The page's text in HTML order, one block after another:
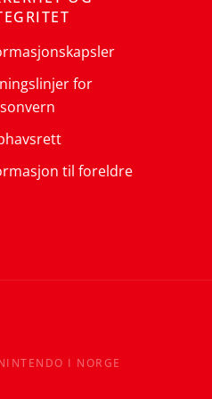
for
til foreldre
I NORGE